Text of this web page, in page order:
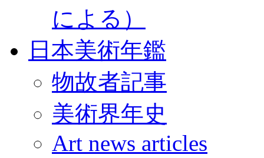
による）
日本美術年鑑
物故者記事
美術界年史
Art news articles